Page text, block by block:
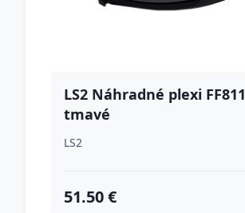
LS2 Náhradné plexi FF811
tmavé
LS2
51.50 €